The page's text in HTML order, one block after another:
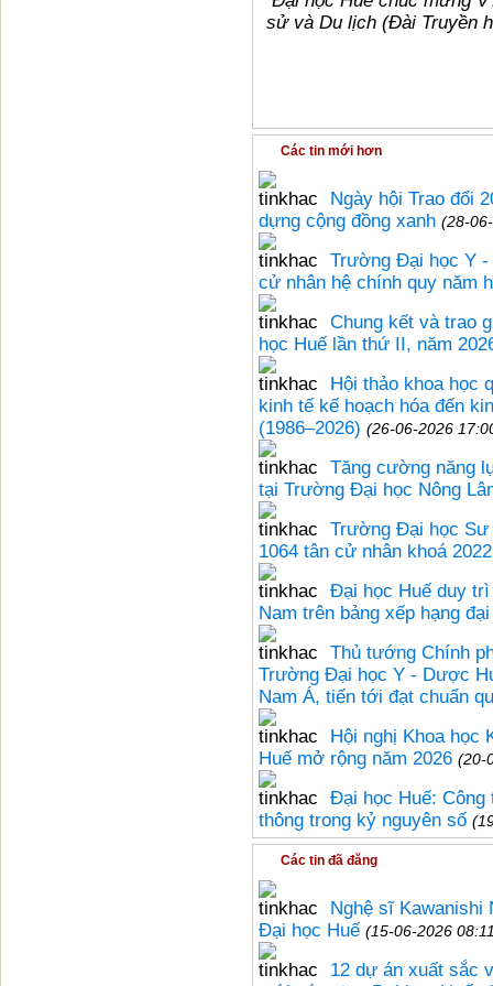
sử và Du lịch (Đài Truyền
Các tin mới hơn
Ngày hội Trao đổi
dựng cộng đồng xanh (28-
Trường Đại học Y
cử nhân hệ chính quy năm
Chung kết và trao
học Huế lần thứ II, năm
Hội thảo khoa học
kinh tế kế hoạch hóa đến
(1986–2026) (26-06-2026
Tăng cường năng
tại Trường Đại học Nông
Trường Đại học Sư
1064 tân cử nhân khoá
Đại học Huế duy
Nam trên bảng xếp hạng
Thủ tướng Chính
Trường Đại học Y - Dược
Nam Á, tiến tới đạt chuẩn
Hội nghị Khoa
Huế mở rộng năm 2026 (20-
Đại học Huế: Công
thông trong kỷ nguyên số
Các tin đã đăng
Nghệ sĩ Kawanishi
Đại học Huế (15-06-2026
12 dự án xuất sắc